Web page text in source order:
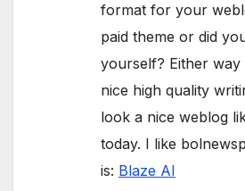
format for your
paid theme or did
yourself? Either way
nice high quality
look a nice weblog
today. I like
is: Blaze AI